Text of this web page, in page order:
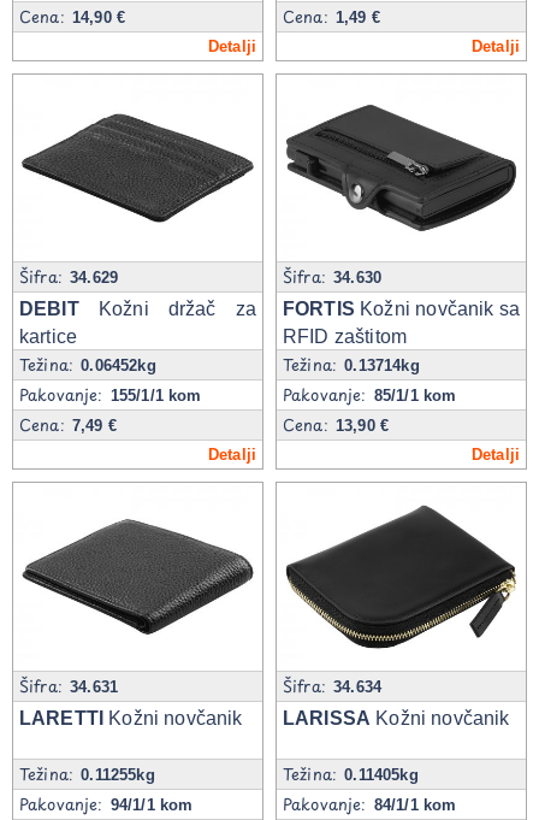
Cena: 14,90 €
Detalji
Cena: 1,49 €
Detalji
Šifra:34.629
DEBITKožni držač za
kartice
Težina:0.06452kg
Pakovanje: 155/1/1 kom
Cena: 7,49 €
Detalji
Šifra:34.630
FORTIS Kožni novčanik sa
RFID zaštitom
Težina:0.13714kg
Pakovanje: 85/1/1 kom
Cena: 13,90 €
Detalji
Šifra:34.631
LARETTI Kožni novčanik
Težina:0.11255kg
Pakovanje: 94/1/1 kom
Šifra:34.634
LARISSA Kožni novčanik
Težina:0.11405kg
Pakovanje: 84/1/1 kom